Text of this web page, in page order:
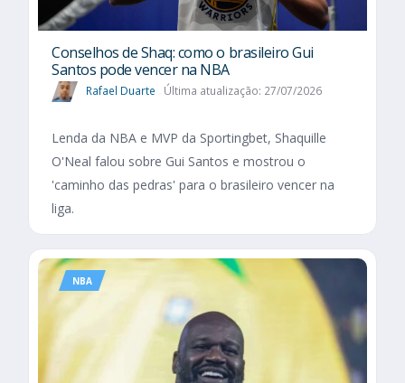
Conselhos de Shaq: como o brasileiro Gui
Santos pode vencer na NBA
Rafael Duarte Última atualização: 27/07/2026
Lenda da NBA e MVP da Sportingbet, Shaquille
O'Neal falou sobre Gui Santos e mostrou o
'caminho das pedras' para o brasileiro vencer na
liga.
NBA